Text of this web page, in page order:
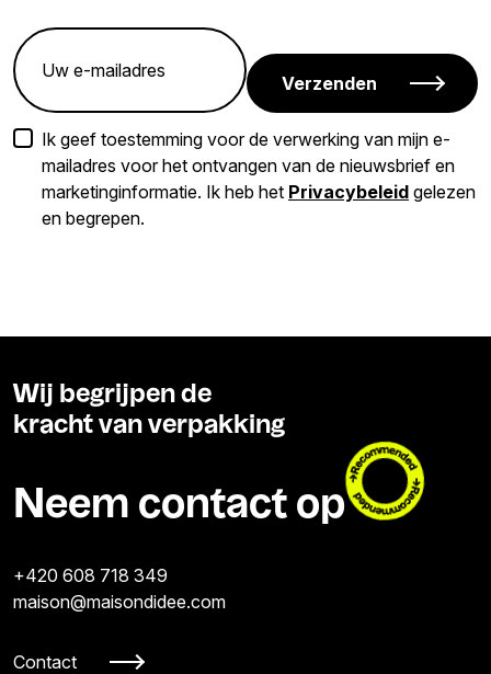
Verzenden
Ik geef toestemming voor de verwerking van mijn e-
mailadres voor het ontvangen van de nieuwsbrief en
marketinginformatie. Ik heb het Privacybeleid gelezen
en begrepen.
Wij begrijpen de
kracht van verpakking
Neem contact op
+420 608 718 349
maison@maisondidee.com
Contact